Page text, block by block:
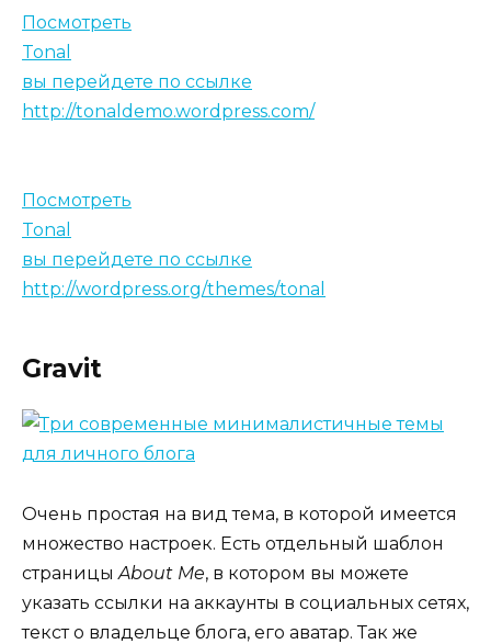
Посмотреть
Tonal
вы перейдете по ссылке
http://tonaldemo.wordpress.com/
Посмотреть
Tonal
вы перейдете по ссылке
http://wordpress.org/themes/tonal
Gravit
Очень простая на вид тема, в которой имеется
множество настроек. Есть отдельный шаблон
страницы About Me, в котором вы можете
указать ссылки на аккаунты в социальных сетях,
текст о владельце блога, его аватар. Так же